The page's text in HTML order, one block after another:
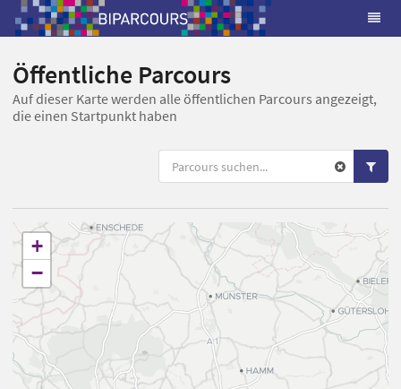
Öffentliche Parcours
Auf dieser Karte werden alle öffentlichen Parcours angezeigt,
die einen Startpunkt haben
+
−